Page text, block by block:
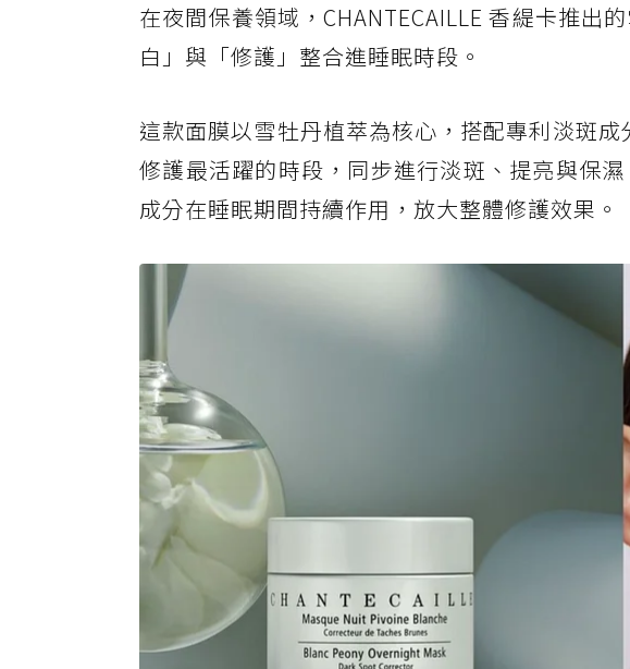
在夜間保養領域，CHANTECAILLE 香緹卡推出
白」與「修護」整合進睡眠時段。
這款面膜以雪牡丹植萃為核心，搭配專利淡斑
修護最活躍的時段，同步進行淡斑、提亮與保
成分在睡眠期間持續作用，放大整體修護效果。